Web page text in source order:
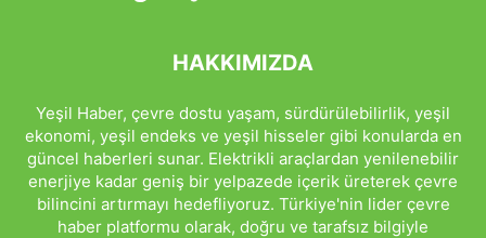
HAKKIMIZDA
Yeşil Haber, çevre dostu yaşam, sürdürülebilirlik, yeşil
ekonomi, yeşil endeks ve yeşil hisseler gibi konularda en
güncel haberleri sunar. Elektrikli araçlardan yenilenebilir
enerjiye kadar geniş bir yelpazede içerik üreterek çevre
bilincini artırmayı hedefliyoruz. Türkiye'nin lider çevre
haber platformu olarak, doğru ve tarafsız bilgiyle